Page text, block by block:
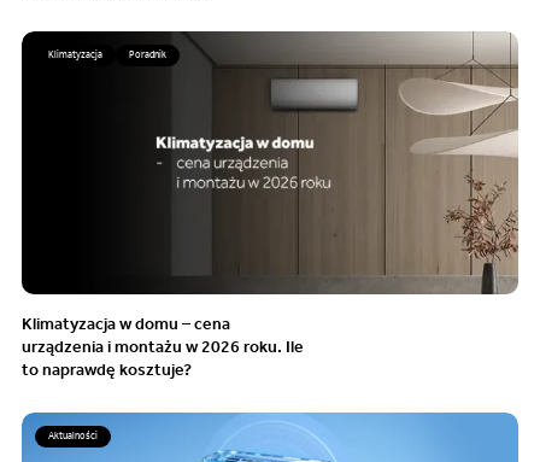
Klimatyzacja Poradnik
Klimatyzacja w domu – cena
urządzenia i montażu w 2026 roku. Ile
to naprawdę kosztuje?
Aktualności